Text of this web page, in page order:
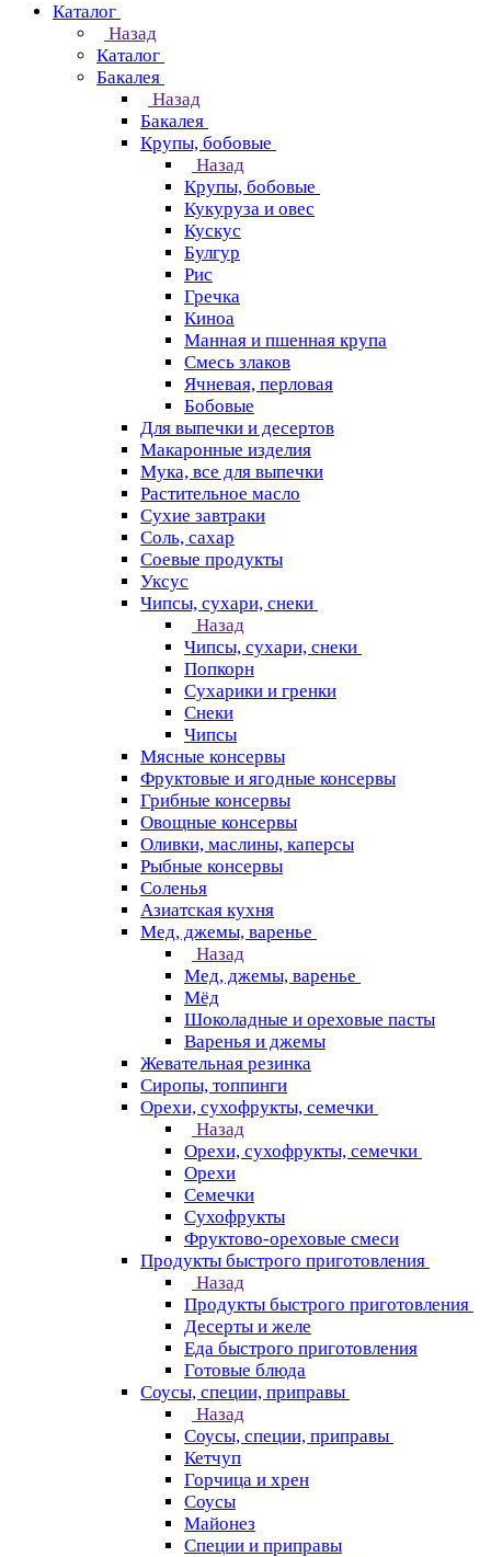
Каталог
Назад
Каталог
Бакалея
Назад
Бакалея
Крупы, бобовые
Назад
Крупы, бобовые
Кукуруза и овес
Кускус
Булгур
Рис
Гречка
Киноа
Манная и пшенная крупа
Смесь злаков
Ячневая, перловая
Бобовые
Для выпечки и десертов
Макаронные изделия
Мука, все для выпечки
Растительное масло
Сухие завтраки
Соль, сахар
Соевые продукты
Уксус
Чипсы, сухари, снеки
Назад
Чипсы, сухари, снеки
Попкорн
Сухарики и гренки
Снеки
Чипсы
Мясные консервы
Фруктовые и ягодные консервы
Грибные консервы
Овощные консервы
Оливки, маслины, каперсы
Рыбные консервы
Соленья
Азиатская кухня
Мед, джемы, варенье
Назад
Мед, джемы, варенье
Мёд
Шоколадные и ореховые пасты
Варенья и джемы
Жевательная резинка
Сиропы, топпинги
Орехи, сухофрукты, семечки
Назад
Орехи, сухофрукты, семечки
Орехи
Семечки
Сухофрукты
Фруктово-ореховые смеси
Продукты быстрого приготовления
Назад
Продукты быстрого приготовления
Десерты и желе
Еда быстрого приготовления
Готовые блюда
Соусы, специи, приправы
Назад
Соусы, специи, приправы
Кетчуп
Горчица и хрен
Соусы
Майонез
Специи и приправы